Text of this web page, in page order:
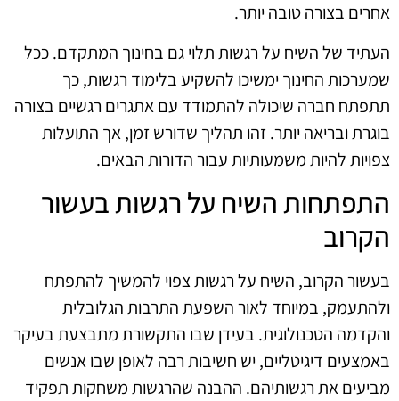
אחרים בצורה טובה יותר.
העתיד של השיח על רגשות תלוי גם בחינוך המתקדם. ככל
שמערכות החינוך ימשיכו להשקיע בלימוד רגשות, כך
תתפתח חברה שיכולה להתמודד עם אתגרים רגשיים בצורה
בוגרת ובריאה יותר. זהו תהליך שדורש זמן, אך התועלות
צפויות להיות משמעותיות עבור הדורות הבאים.
התפתחות השיח על רגשות בעשור
הקרוב
בעשור הקרוב, השיח על רגשות צפוי להמשיך להתפתח
ולהתעמק, במיוחד לאור השפעת התרבות הגלובלית
והקדמה הטכנולוגית. בעידן שבו התקשורת מתבצעת בעיקר
באמצעים דיגיטליים, יש חשיבות רבה לאופן שבו אנשים
מביעים את רגשותיהם. ההבנה שהרגשות משחקות תפקיד